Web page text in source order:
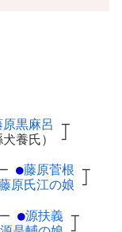
原黒麻呂 ┬
犬養氏） ┘
●藤原菅根 ┬
原氏江の娘 ┘
●源扶義 ┬